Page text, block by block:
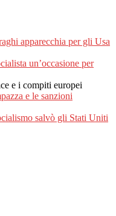
apparecchia per gli Usa
un’occasione per
e i compiti europei
e le sanzioni
salvò gli Stati Uniti